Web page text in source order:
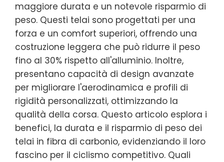
maggiore durata e un notevole risparmio di
peso. Questi telai sono progettati per una
forza e un comfort superiori, offrendo una
costruzione leggera che può ridurre il peso
fino al 30% rispetto all'alluminio. Inoltre,
presentano capacità di design avanzate
per migliorare l'aerodinamica e profili di
rigidità personalizzati, ottimizzando la
qualità della corsa. Questo articolo esplora i
benefici, la durata e il risparmio di peso dei
telai in fibra di carbonio, evidenziando il loro
fascino per il ciclismo competitivo. Quali